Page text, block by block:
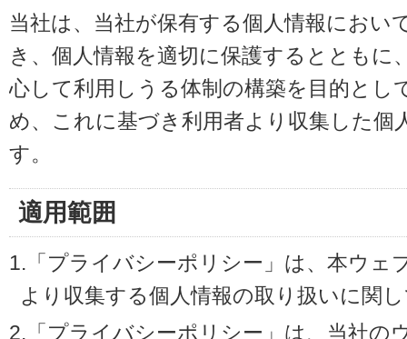
当社は、当社が保有する個人情報におい
き、個人情報を適切に保護するとともに
心して利用しうる体制の構築を目的とし
め、これに基づき利用者より収集した個
す。
適用範囲
1.「プライバシーポリシー」は、本ウェ
より収集する個人情報の取り扱いに関
2.「プライバシーポリシー」は、当社の